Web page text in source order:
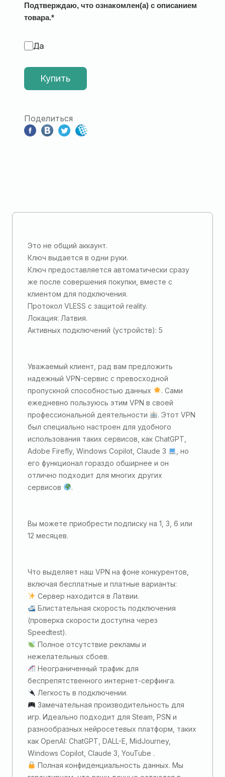
Подтверждаю, что ознакомлен(а) с описанием
товара.*
Да
Купить
Поделиться
Это не общий аккаунт.
Ключ выдается в одни руки.
Ключ предоставляется автоматически сразу
же после совершения покупки, вместе с
клиентом для подключения.
Протокол VLESS c защитой reality.
Локация: Латвия.
Активных подключений (устройств): 5
Уважаемый клиент, рад вам предложить
надежный VPN-сервис с превосходной
пропускной способностью данных
. Сами
ежедневно пользуюсь этим VPN в своей
профессиональной деятельности
. Этот VPN
был специально настроен для удобного
использования таких сервисов, как ChatGPT,
Adobe Firefly, Windows Copilot, Claude 3
, но
его функционал гораздо обширнее и он
отлично подходит для многих других
сервисов
.
Вы можете приобрести подписку на 1, 3, 6 или
12 месяцев.
Что выделяет наш VPN на фоне конкурентов,
включая бесплатные и платные варианты:
Cервер находится в Латвии.
Блистательная скорость подключения
(проверка скорости доступна через
Speedtest).
Полное отсутствие рекламы и
нежелательных сбоев.
Неограниченный трафик для
беспрепятственного интернет-серфинга.
Легкость в подключении.
Замечательная производительность для
игр. Идеально подходит для Steam, PSN и
разнообразных нейросетевых платформ, таких
как OpenAI: ChatGPT, DALL-E, MidJourney,
Windows Copilot, Claude 3, YouTube .
Полная конфиденциальность данных. Мы